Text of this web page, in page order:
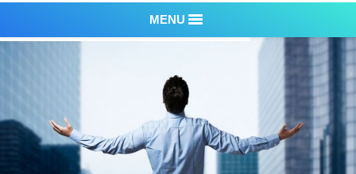
MENU
דוגמאות לעבודות שביצענו
לקוחות – משרד יחסי ציבור רונן הלל